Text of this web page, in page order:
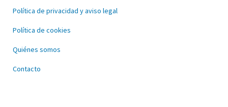
Política de privacidad y aviso legal
Política de cookies
Quiénes somos
Contacto